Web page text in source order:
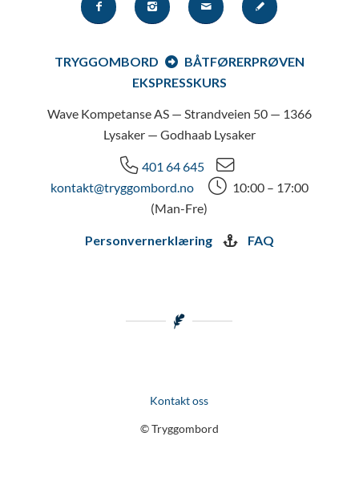
TRYGGOMBORD
BÅTFØRERPRØVEN
EKSPRESSKURS
Wave Kompetanse AS — Strandveien 50 — 1366
Lysaker — Godhaab Lysaker
401 64 645
kontakt@tryggombord.no
10:00 – 17:00
(Man-Fre)
Personvernerklæring FAQ
Kontakt oss
© Tryggombord